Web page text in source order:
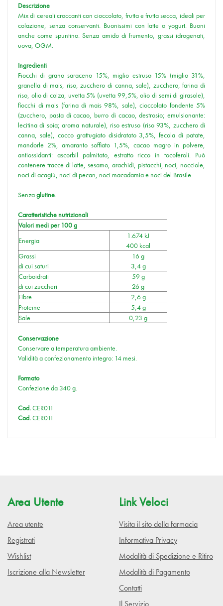
Descrizione
Mix di cereali croccanti con cioccolato, frutta e frutta secca, ideali per
colazione, senza conservanti. Buonissimi con latte o yogurt. Buoni
anche come spuntino. Senza amido di frumento, grassi idrogenati,
uova, OGM.
Ingredienti
Fiocchi di grano saraceno 15%, miglio estruso 15% (miglio 31%,
granella di mais, riso, zucchero di canna, sale), zucchero, farina di
riso, olio di colza, uvetta 5% (uvetta 99,5%, olio di semi di girasole),
fiocchi di mais (farina di mais 98%, sale), cioccolato fondente 5%
(zucchero, pasta di cacao, burro di cacao, destrosio; emulsionante:
lecitina di soia; aroma naturale), riso estruso (riso 93%, zucchero di
canna, sale), cocco grattugiato disidratato 3,5%, fecola di patate,
mandorle 2%, amaranto soffiato 1,5%, cacao magro in polvere,
antiossidanti: ascorbil palmitato, estratto ricco in tocoferoli. Può
contenere tracce di latte, sesamo, arachidi, pistacchi, noci, nocciole,
noci di acagiù, noci di pecan, noci macadamia e noci del Brasile.
Senzaglutine.
Caratteristiche nutrizionali
Valori medi per 100 g
Energia
1.674 kJ
400 kcal
Grassi
di cui saturi
16 g
3,4 g
Carboidrati
di cui zuccheri
59 g
26 g
Fibre
2,6 g
Proteine
5,4 g
Sale
0,23 g
Conservazione
Conservare a temperatura ambiente.
Validità a confezionamento integro: 14 mesi.
Formato
Confezione da 340 g.
Cod.CER011
Cod.CER011
Area Utente
Area utente
Registrati
Wishlist
Iscrizione alla Newsletter
Link Veloci
Visita il sito della farmacia
Informativa Privacy
Modalità di Spedizione e Ritiro
Modalità di Pagamento
Contatti
Il Servizio